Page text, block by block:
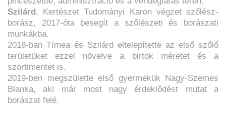
Szilárd , Kertészet Tudományi Karon végzet szőlész-
borász, 2017-óta besegít a szőlészeti és borászati
munkákba.
2018-ban Tímea és Szilárd eltelepítette az első szőlő
területüket ezzel növelve a birtok méretet és a
szortimentet is.
2019-ben megszülette első gyermekük Nagy-Szemes
Blanka, aki már most nagy érdeklődést mutat a
borászat felé.